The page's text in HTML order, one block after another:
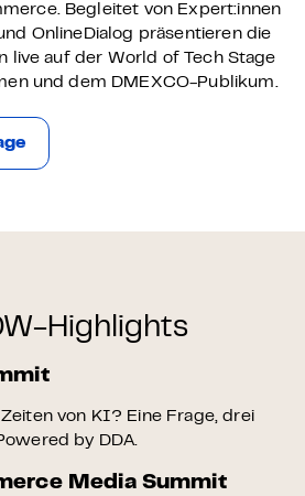
Begleitet von Expert:innen
OnlineDialog präsentieren die
live auf der World of Tech Stage
und dem DMEXCO-Publikum.
Highlights
von KI? Eine Frage, drei
by DDA.
Media Summit